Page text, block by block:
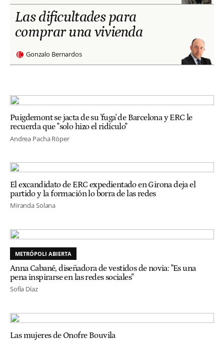
Las dificultades para
comprar una vivienda
Gonzalo Bernardos
Puigdemont se jacta de su 'fuga' de Barcelona y ERC le
recuerda que "solo hizo el ridículo"
Andrea Pacha Röper
El excandidato de ERC expedientado en Girona deja el
partido y la formación lo borra de las redes
Miranda Solana
METRÓPOLI ABIERTA
Anna Cabané, diseñadora de vestidos de novia: "Es una
pena inspirarse en las redes sociales"
Sofía Díaz
Las mujeres de Onofre Bouvila